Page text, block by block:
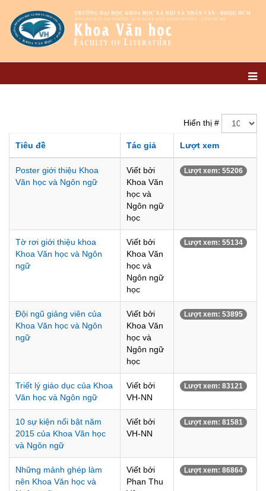
Hiển thị #
Tiêu đề Tác giả Lượt xem
Poster giới thiệu Khoa
Văn học và Ngôn ngữ
Viết bởi
Khoa Văn
học và
Ngôn ngữ
học
Lượt xem: 55206
Tờ rơi giới thiệu khoa
Khoa Văn học và Ngôn
ngữ
Viết bởi
Khoa Văn
học và
Ngôn ngữ
học
Lượt xem: 55134
Đội ngũ giảng viên của
Khoa Văn học và Ngôn
ngữ
Viết bởi
Khoa Văn
học và
Ngôn ngữ
học
Lượt xem: 53895
Triết lý giáo dục của Khoa
Văn học và Ngôn ngữ
Viết bởi
VH-NN
Lượt xem: 83121
10 sự kiện nổi bật năm
2015 của Khoa Văn học
và Ngôn ngữ
Viết bởi
VH-NN
Lượt xem: 81581
Những mảnh ghép làm
nên Khoa Văn học và
Viết bởi
Phan Thu
Lượt xem: 86864